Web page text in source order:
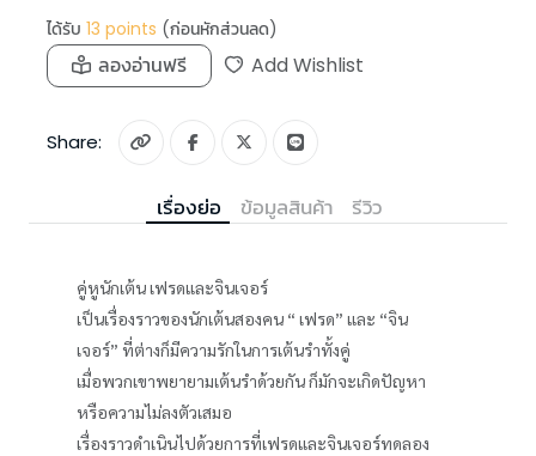
ได้รับ 13 points (ก่อนหักส่วนลด)
ลองอ่านฟรี Add Wishlist
Share:
เรื่องย่อ ข้อมูลสินค้า รีวิว
คู่หูนักเต้น เฟรดและจินเจอร์
เป็นเรื่องราวของนักเต้นสองคน “ เฟรด” และ “จิน
เจอร์” ที่ต่างก็มีความรักในการเต้นรำทั้งคู่
เมื่อพวกเขาพยายามเต้นรำด้วยกัน ก็มักจะเกิดปัญหา
หรือความไม่ลงตัวเสมอ
เรื่องราวดำเนินไปด้วยการที่เฟรดและจินเจอร์ทดลอง